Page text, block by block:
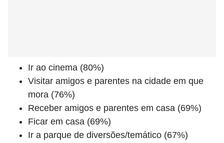
Ir ao cinema (80%)
Visitar amigos e parentes na cidade em que
mora (76%)
Receber amigos e parentes em casa (69%)
Ficar em casa (69%)
Ir a parque de diversões/temático (67%)